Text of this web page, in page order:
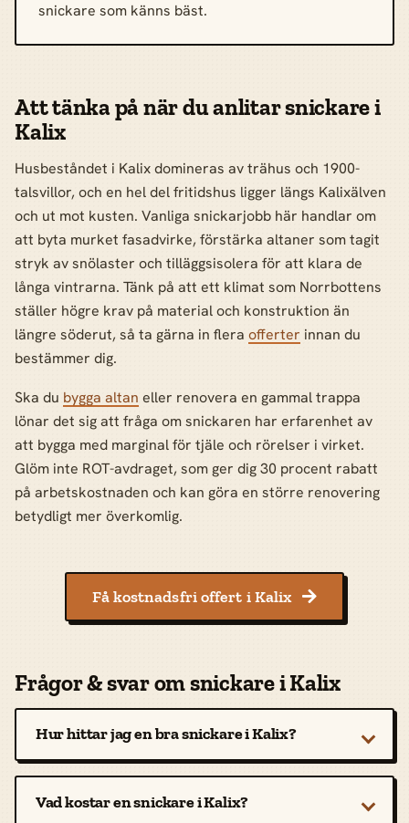
snickare som känns bäst.
Att tänka på när du anlitar snickare i
Kalix
Husbeståndet i Kalix domineras av trähus och 1900-
talsvillor, och en hel del fritidshus ligger längs Kalixälven
och ut mot kusten. Vanliga snickarjobb här handlar om
att byta murket fasadvirke, förstärka altaner som tagit
stryk av snölaster och tilläggsisolera för att klara de
långa vintrarna. Tänk på att ett klimat som Norrbottens
ställer högre krav på material och konstruktion än
längre söderut, så ta gärna in flera offerter innan du
bestämmer dig.
Ska du bygga altan eller renovera en gammal trappa
lönar det sig att fråga om snickaren har erfarenhet av
att bygga med marginal för tjäle och rörelser i virket.
Glöm inte ROT-avdraget, som ger dig 30 procent rabatt
på arbetskostnaden och kan göra en större renovering
betydligt mer överkomlig.
Få kostnadsfri offert i Kalix 
Frågor & svar om snickare i Kalix
Hur hittar jag en bra snickare i Kalix?
Vad kostar en snickare i Kalix?